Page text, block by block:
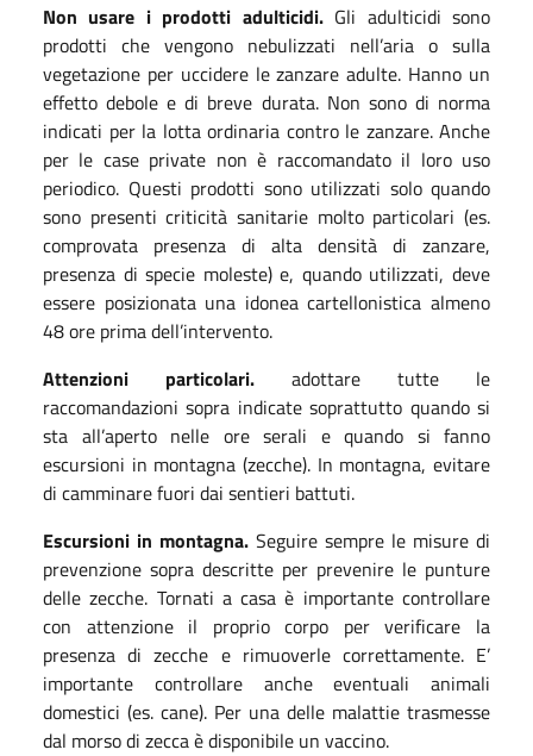
Non usare i prodotti adulticidi. Gli adulticidi sono
prodotti che vengono nebulizzati nell’aria o sulla
vegetazione per uccidere le zanzare adulte. Hanno un
effetto debole e di breve durata. Non sono di norma
indicati per la lotta ordinaria contro le zanzare. Anche
per le case private non è raccomandato il loro uso
periodico. Questi prodotti sono utilizzati solo quando
sono presenti criticità sanitarie molto particolari (es.
comprovata presenza di alta densità di zanzare,
presenza di specie moleste) e, quando utilizzati, deve
essere posizionata una idonea cartellonistica almeno
48 ore prima dell’intervento.
Attenzioni particolari. adottare tutte le
raccomandazioni sopra indicate soprattutto quando si
sta all’aperto nelle ore serali e quando si fanno
escursioni in montagna (zecche). In montagna, evitare
di camminare fuori dai sentieri battuti.
Escursioni in montagna. Seguire sempre le misure di
prevenzione sopra descritte per prevenire le punture
delle zecche. Tornati a casa è importante controllare
con attenzione il proprio corpo per verificare la
presenza di zecche e rimuoverle correttamente. E’
importante controllare anche eventuali animali
domestici (es. cane). Per una delle malattie trasmesse
dal morso di zecca è disponibile un vaccino.